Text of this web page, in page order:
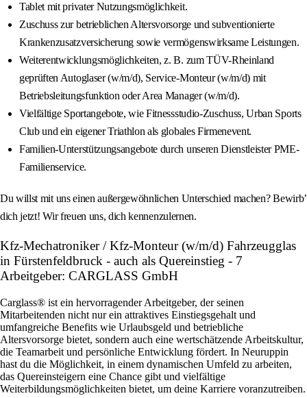
Tablet mit privater Nutzungsmöglichkeit.
Zuschuss zur betrieblichen Altersvorsorge und subventionierte
Krankenzusatzversicherung sowie vermögenswirksame Leistungen.
Weiterentwicklungsmöglichkeiten, z. B. zum TÜV-Rheinland
geprüften Autoglaser (w/m/d), Service-Monteur (w/m/d) mit
Betriebsleitungsfunktion oder Area Manager (w/m/d).
Vielfältige Sportangebote, wie Fitnessstudio-Zuschuss, Urban Sports
Club und ein eigener Triathlon als globales Firmenevent.
Familien-Unterstützungsangebote durch unseren Dienstleister PME-
Familienservice.
Du willst mit uns einen außergewöhnlichen Unterschied machen? Bewirb’
dich jetzt! Wir freuen uns, dich kennenzulernen.
Kfz-Mechatroniker / Kfz-Monteur (w/m/d) Fahrzeugglas
in Fürstenfeldbruck - auch als Quereinstieg - 7
Arbeitgeber: CARGLASS GmbH
Carglass® ist ein hervorragender Arbeitgeber, der seinen
Mitarbeitenden nicht nur ein attraktives Einstiegsgehalt und
umfangreiche Benefits wie Urlaubsgeld und betriebliche
Altersvorsorge bietet, sondern auch eine wertschätzende Arbeitskultur,
die Teamarbeit und persönliche Entwicklung fördert. In Neuruppin
hast du die Möglichkeit, in einem dynamischen Umfeld zu arbeiten,
das Quereinsteigern eine Chance gibt und vielfältige
Weiterbildungsmöglichkeiten bietet, um deine Karriere voranzutreiben.